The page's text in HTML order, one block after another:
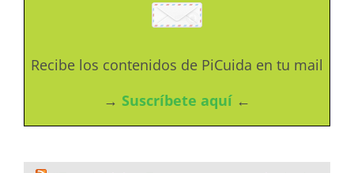
Recibe los contenidos de PiCuida en tu mail
→ Suscríbete aquí ←